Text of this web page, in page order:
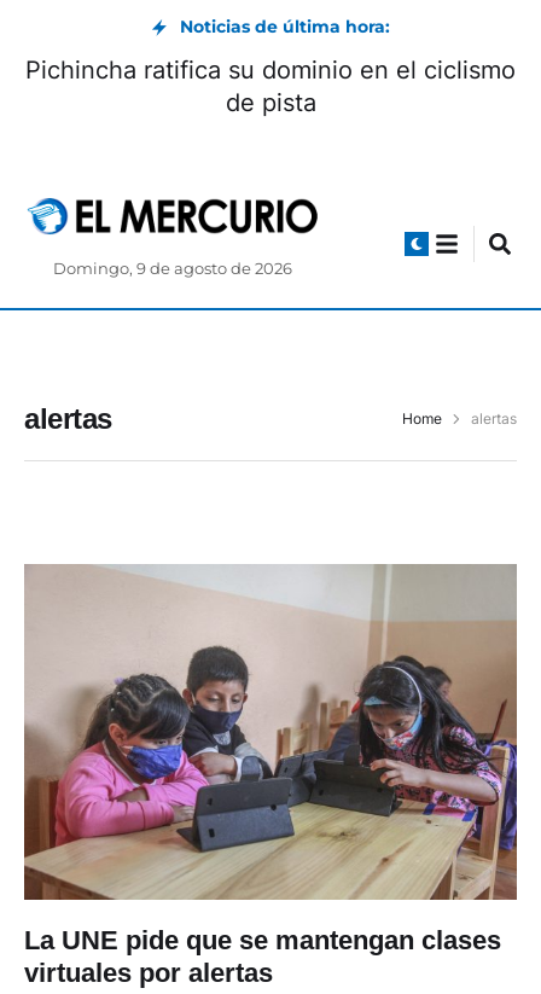
Noticias de última hora:
Pichincha ratifica su dominio en el ciclismo
de pista
Domingo, 9 de agosto de 2026
alertas Home alertas
La UNE pide que se mantengan clases
virtuales por alertas